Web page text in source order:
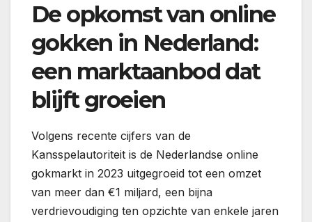
De opkomst van online
gokken in Nederland:
een marktaanbod dat
blijft groeien
Volgens recente cijfers van de
Kansspelautoriteit is de Nederlandse online
gokmarkt in 2023 uitgegroeid tot een omzet
van meer dan €1 miljard, een bijna
verdrievoudiging ten opzichte van enkele jaren